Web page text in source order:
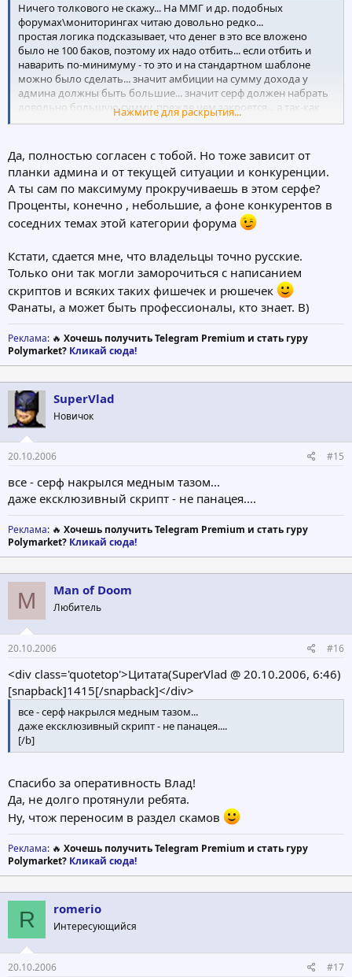
Ничего толкового не скажу... На ММГ и др. подобных
форумах\мониторингах читаю довольно редко...
простая логика подсказывает, что денег в это все вложено
было не 100 баков, поэтому их надо отбить... если отбить и
наварить по-минимуму - то это и на стандартном шаблоне
можно было сделать... значит амбиции на сумму дохода у
админа должны быть большие... значит серф должен набрать
довольно большую сумму, прежде чем закроется... а так-как
прирост юзеров, из-за небольших процентов, идет не
закрытия еще довольно большой... поэтому именно сейчас, в
самом начале, можно вкладывать почти со 100% спокойствием
за вложенные деньги...
но все это - только лично мои логические рассуждения.
[/b]
Нажмите для раскрытия...
Да, полностью согласен с тобой. Но тоже зависит от
планки админа и от текущей ситуации и конкуренции.
А ты сам по максимуму прокручиваешь в этом серфе?
Проценты, конечно , небольшие, а фоне конкурентов в
соседних темах этой категории форума
Кстати, сдается мне, что владельцы точно русские.
Только они так могли заморочиться с написанием
скриптов и всяких таких фишечек и рюшечек
Фанаты, а может быть профессионалы, кто знает. B)
Реклама: 🔥 Хочешь получить Telegram Premium и стать гуру
Polymarket? Кликай сюда!
SuperVlad
Новичок
20.10.2006 #15
все - серф накрылся медным тазом...
даже ексклюзивный скрипт - не панацея....
Реклама: 🔥 Хочешь получить Telegram Premium и стать гуру
Polymarket? Кликай сюда!
M Man of Doom
Любитель
20.10.2006 #16
<div class='quotetop'>Цитата(SuperVlad @ 20.10.2006, 6:46)
[snapback]1415[/snapback]</div>
все - серф накрылся медным тазом...
даже ексклюзивный скрипт - не панацея....
[/b]
Спасибо за оперативность Влад!
Да, не долго протянули ребята.
Ну, чтож переносим в раздел скамов
Реклама: 🔥 Хочешь получить Telegram Premium и стать гуру
Polymarket? Кликай сюда!
R romerio
Интересующийся
20.10.2006 #17